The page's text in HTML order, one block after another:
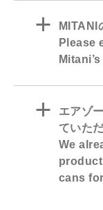
a
MITANI
Please
a
エアゾ
ていた
We
cans